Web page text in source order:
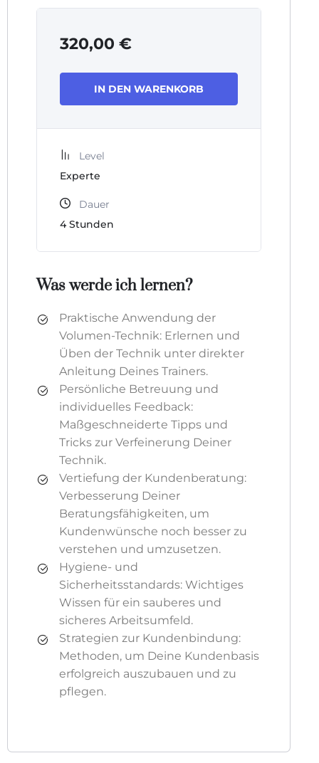
320,00 €
IN DEN WARENKORB
Level
Experte
Dauer
4Stunden
Was werde ich lernen?
Praktische Anwendung der
Volumen-Technik: Erlernen und
Üben der Technik unter direkter
Anleitung Deines Trainers.
Persönliche Betreuung und
individuelles Feedback:
Maßgeschneiderte Tipps und
Tricks zur Verfeinerung Deiner
Technik.
Vertiefung der Kundenberatung:
Verbesserung Deiner
Beratungsfähigkeiten, um
Kundenwünsche noch besser zu
verstehen und umzusetzen.
Hygiene- und
Sicherheitsstandards: Wichtiges
Wissen für ein sauberes und
sicheres Arbeitsumfeld.
Strategien zur Kundenbindung:
Methoden, um Deine Kundenbasis
erfolgreich auszubauen und zu
pflegen.